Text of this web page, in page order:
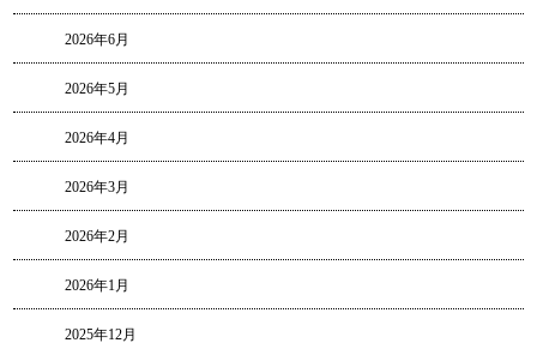
2026年6月
2026年5月
2026年4月
2026年3月
2026年2月
2026年1月
2025年12月